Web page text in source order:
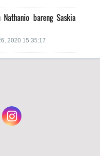
Nathanio bareng Saskia
2020 15:35:17